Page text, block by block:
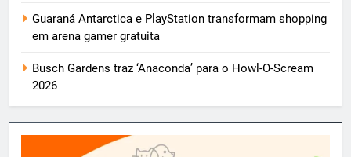
Guaraná Antarctica e PlayStation transformam shopping
em arena gamer gratuita
Busch Gardens traz ‘Anaconda’ para o Howl-O-Scream
2026